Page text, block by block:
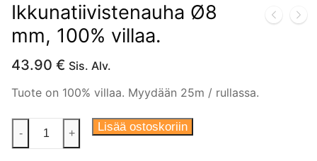
Ikkunatiivistenauha Ø8
mm, 100% villaa.
43.90 € Sis. Alv.
Tuote on 100% villaa. Myydään 25m / rullassa.
Ikkunatiivistenauha
- + Lisää ostoskoriin